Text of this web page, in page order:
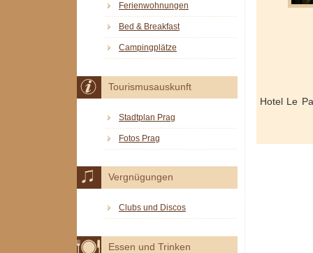
Hotel Le
Ferienwohnungen
Bed & Breakfast
Campingplätze
Tourismusauskunft
Stadtplan Prag
Fotos Prag
Vergnügungen
Clubs und Discos
Essen und Trinken